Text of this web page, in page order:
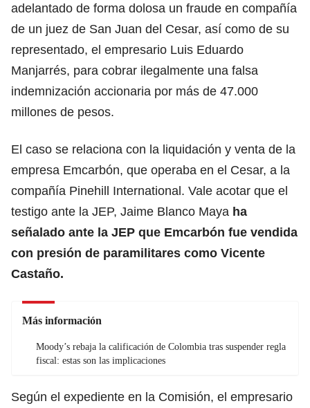
adelantado de forma dolosa un fraude en compañía
de un juez de San Juan del Cesar, así como de su
representado, el empresario Luis Eduardo
Manjarrés, para cobrar ilegalmente una falsa
indemnización accionaria por más de 47.000
millones de pesos.
El caso se relaciona con la liquidación y venta de la
empresa Emcarbón, que operaba en el Cesar, a la
compañía Pinehill International. Vale acotar que el
testigo ante la JEP, Jaime Blanco Maya ha
señalado ante la JEP que Emcarbón fue vendida
con presión de paramilitares como Vicente
Castaño.
Más información
Moody’s rebaja la calificación de Colombia tras suspender regla
fiscal: estas son las implicaciones
Según el expediente en la Comisión, el empresario